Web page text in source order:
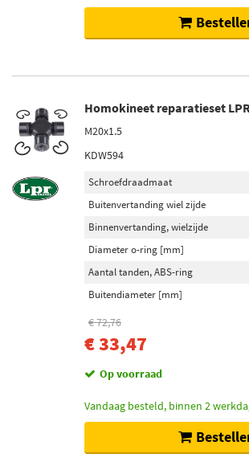
Homokineet reparatieset
M20x1.5
KDW594
Schroefdraadmaat
Buitenvertanding wiel zijde
Binnenvertanding, wielzijde
Diameter o-ring [mm]
Aantal tanden, ABS-ring
Buitendiameter [mm]
€ 72,76
€ 33,47
Op voorraad
Vandaag besteld, binnen 2